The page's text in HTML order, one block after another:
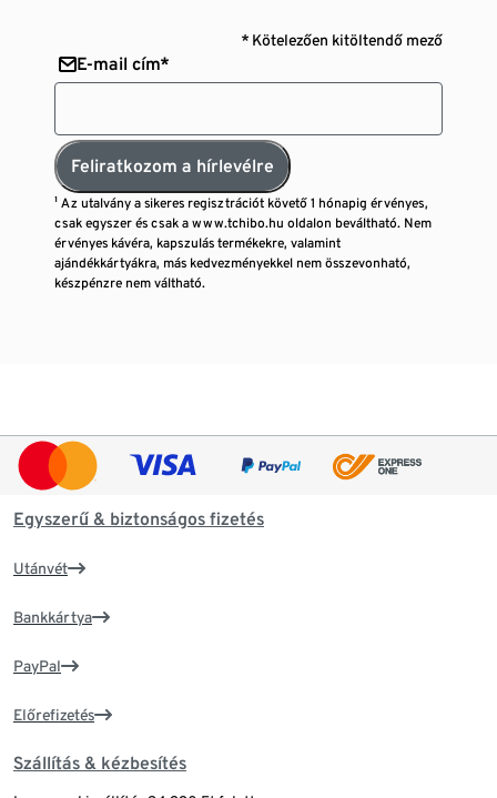
* Kötelezően kitöltendő mező
E-mail cím*
Feliratkozom a hírlevélre
¹ Az utalvány a sikeres regisztrációt követő 1 hónapig érvényes,
csak egyszer és csak a www.tchibo.hu oldalon beváltható. Nem
érvényes kávéra, kapszulás termékekre, valamint
ajándékkártyákra, más kedvezményekkel nem összevonható,
készpénzre nem váltható.
Egyszerű & biztonságos fizetés
Utánvét
Bankkártya
PayPal
Előrefizetés
Szállítás & kézbesítés